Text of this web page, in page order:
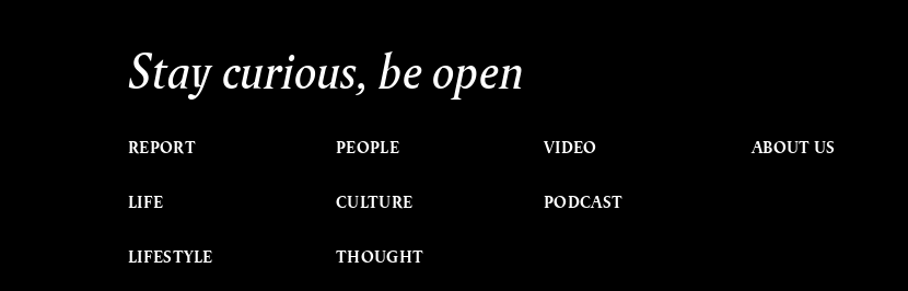
Stay curious, be open
REPORT
LIFE
LIFESTYLE
PEOPLE
CULTURE
THOUGHT
VIDEO
PODCAST
ABOUT US